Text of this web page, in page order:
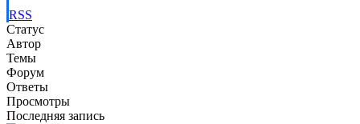
RSS
Статус
Автор
Темы
Форум
Ответы
Просмотры
Последняя запись